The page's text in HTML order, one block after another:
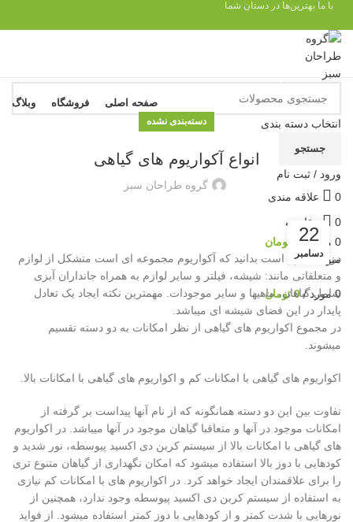
با ما بهترین‌ها در دستان شما
انتخاب دسته بندی
جستجو
ورود / ثبت نام
0
علاقه مندی
0
مقايسه
0 مورد /
0
تومان
منو
0 مورد /
0 تومان
مرور دسته ها
صفحه اصلی فروشگاه وبلاگ
دسته‌بندی نشده
انواع آکواریوم های گیاهی
گروه طراحان سبز
22
دسامبر
در ابتدا لازم است بدانید که آکواریوم مجموعه ای است متشکل از لوازم
و متعلقاتی مانند: شیشه، فیلتر و سایر لوازم به همراه جانداران آبزی
شامل گیاهان، ماهیها و سایر موجودات. مهمترین نکته ایجاد یک تعادل
پایدار در این فضای شیشه ای میباشد.
در مجموع اکواریوم های گیاهی از نظر امکانات به دو دسته تقسیم
میشوند.
اکواریوم های گیاهی با امکانات کم و اکواریوم های گیاهی با امکانات بالا.
تفاوت بین این دو دسته همانگونه که از نام آنها پیداست بر گرفته از
امکانات موجود در آنها و متعاقبا گیاهان موجود در آنها میباشد. در اکواریوم
های گیاهی با امکانات بالا از سیستم کربن دی اکسید پیوسطه، نور شدید و
کودهایی با دوز بالا استفاده میشود که امکان نگهداری از گیاهان متنوع تری
را برای علاقمندان ایجاد خواهد کرد. در اکواریوم های با امکانات کم نیازی
به استفاده از سیستم کربن دی اکسید پیوسطه وجود ندارد، همچنین از
نورهایی با شدت کمتر و از کودهایی با دوز کمتر استفاده میشود. از فواید